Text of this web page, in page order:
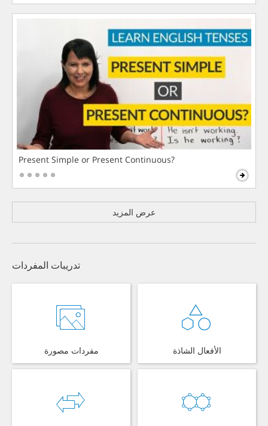
Present Simple or Present Continuous?
عرض المزيد
تدريبات المفردات
مفردات مصورة الأفعال الشاذة